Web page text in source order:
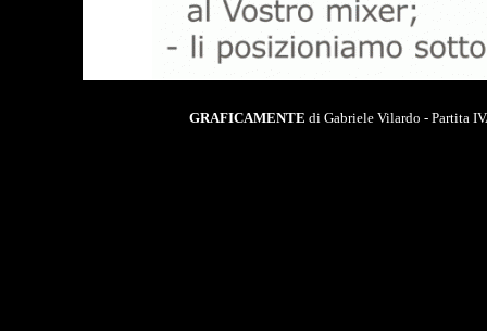
GRAFICAMENTE di Gabriele Vilardo - Partita